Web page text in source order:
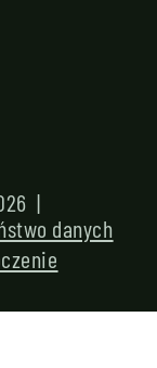
|
danych